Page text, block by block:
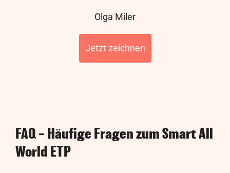
Olga Miler
Jetzt zeichnen
FAQ – Häufige Fragen zum Smart All
World ETP